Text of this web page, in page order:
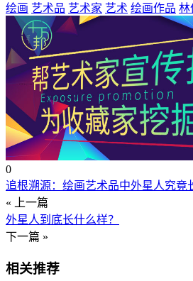
绘画 艺术品 艺术家 艺术 绘画作品 林
0
追根溯源：绘画艺术品中外星人究竟
« 上一篇
外星人到底长什么样？
下一篇 »
相关推荐